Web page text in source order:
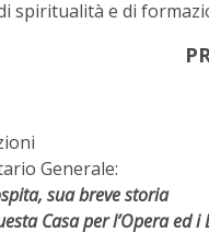
spiritualità e di
Generale:
sua breve storia
Casa per l’Opera ed i